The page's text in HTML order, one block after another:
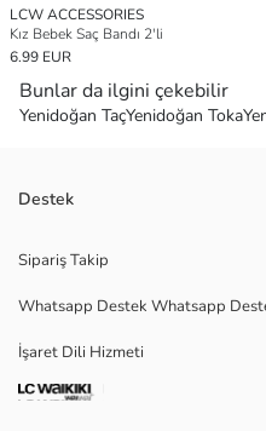
LCW ACCESSORIES
Kız Bebek Saç Bandı 2'li
6.99 EUR
Bunlar da ilgini çekebilir
Yenidoğan TaçYenidoğan Toka
Destek
Sipariş Takip
Whatsapp Destek Whatsapp
İşaret Dili Hizmeti